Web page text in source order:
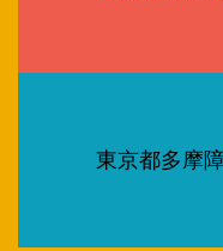
東京都多摩